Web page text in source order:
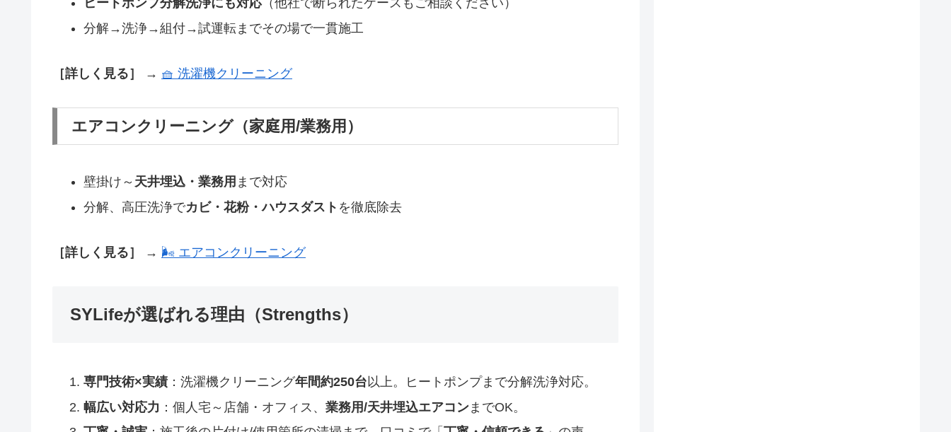
分解→洗浄→組付→試運転までその場で一貫施工
［詳しく見る］ → 🧺 洗濯機クリーニング
エアコンクリーニング（家庭用/業務用）
壁掛け～ 天井埋込・業務用 まで対応
分解、高圧洗浄でカビ・花粉・ハウスダスト を徹底除去
［詳しく見る］ → 🌬 エアコンクリーニング
SYLifeが選ばれる理由（Strengths）
専門技術×実績：洗濯機クリーニング年間約250台 以上。ヒートポンプまで分解洗浄対応。
幅広い対応力 ：個人宅～店舗・オフィス、 業務用/天井埋込エアコンまでOK。